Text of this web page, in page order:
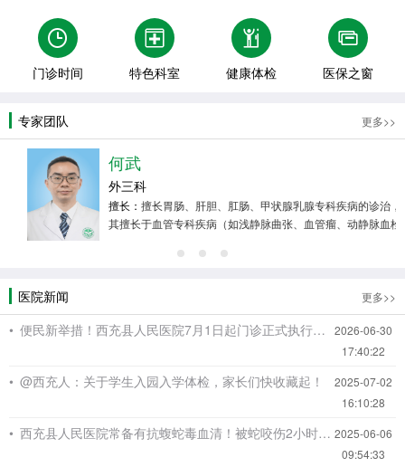
门诊时间 特色科室 健康体检 医保之窗
专家团队 更多>>
何武
外三科
擅长： 擅长胃肠、肝胆、肛肠、甲状腺乳腺专科疾病的诊治，尤
其擅长于血管专科疾病（如浅静脉曲张、血管瘤、动静脉血栓、
肺动脉栓塞、外周血管闭塞性病变、动脉夹层、动脉瘤、胸腹部
内脏器官出血性病变的外科手术及介入治疗）及全身多脏器恶性
医院新闻 更多>>
• 便民新举措！西充县人民医院7月1日起门诊正式执行固定作息制
2026-06-30
17:40:22
• @西充人：关于学生入园入学体检，家长们快收藏起！
2025-07-02
16:10:28
• 西充县人民医院常备有抗蝮蛇毒血清！被蛇咬伤2小时内赶紧来，能救命—— 2025-06-06
09:54:33